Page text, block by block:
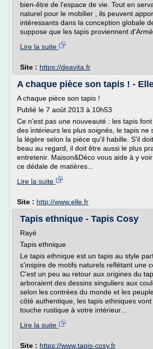
bien-être de l'espace de vie. Tout en
naturel pour le mobilier , ils peuvent
intéressants dans la conception globale
suppose que les tapis proviennent
Lire la suite
Site : https://deavita.fr
A chaque pièce son tapis ! -
A chaque pièce son tapis !
Publié le 7 août 2013 à 10h53
Ce n'est pas une nouveauté : les tapis
des intérieurs les plus soignés, le tapis ne
la légère selon la pièce qu'il habille. S'il
beau au regard, il doit être aussi le plus
entretenir. Maison&Déco vous aide à y
ce dédale de matières...
Lire la suite
Site : http://www.elle.fr
Tapis ethnique - Tapis Cosy
Rayé
Tapis ethnique
Le tapis ethnique est un tapis au style
s'inspire de motifs naturels reflétant une
C'est un peu au retour aux origines du
arboraient des dessins singuliers aux
selon les contrées du monde et les
côté authentique, les tapis ethniques
touche rustique à votre intérieur...
Lire la suite
Site : https://www.tapis-cosy.fr